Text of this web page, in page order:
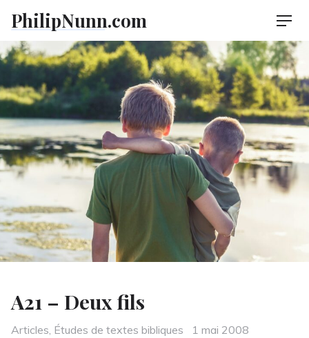
content
PhilipNunn.com
A21 – Deux fils
Categories
Articles, Études de textes bibliques
Posted
1 mai 2008